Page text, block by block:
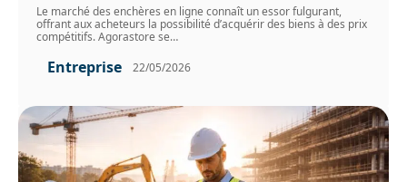
Le marché des enchères en ligne connaît un essor fulgurant,
offrant aux acheteurs la possibilité d’acquérir des biens à des prix
compétitifs. Agorastore se…
Entreprise 22/05/2026